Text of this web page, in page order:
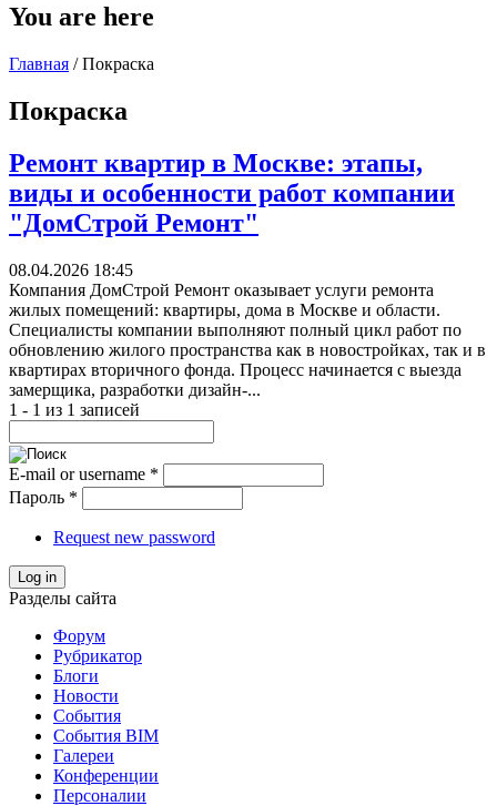
You are here
Главная / Покраска
Покраска
Ремонт квартир в Москве: этапы,
виды и особенности работ компании
"ДомСтрой Ремонт"
08.04.2026 18:45
Компания ДомСтрой Ремонт оказывает услуги ремонта
жилых помещений: квартиры, дома в Москве и области.
Специалисты компании выполняют полный цикл работ по
обновлению жилого пространства как в новостройках, так и в
квартирах вторичного фонда. Процесс начинается с выезда
замерщика, разработки дизайн-...
1 - 1 из 1 записей
E-mail or username *
Пароль *
Request new password
Log in
Разделы сайта
Форум
Рубрикатор
Блоги
Новости
События
События BIM
Галереи
Конференции
Персоналии